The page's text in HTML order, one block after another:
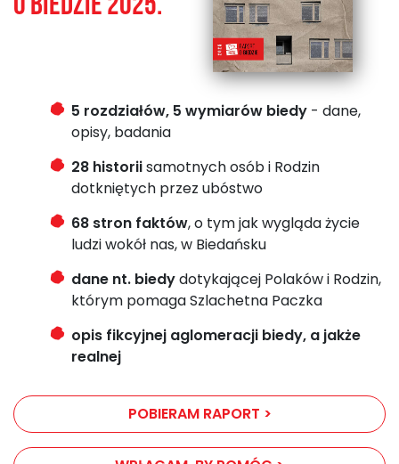
o biedzie 2025.
5 rozdziałów, 5 wymiarów biedy - dane,
opisy, badania
28 historiisamotnych osób i Rodzin
dotkniętych przez ubóstwo
68 stron faktów, o tym jak wygląda życie
ludzi wokół nas, w Biedańsku
dane nt. biedydotykającej Polaków i Rodzin,
którym pomaga Szlachetna Paczka
opis fikcyjnej aglomeracji biedy, a jakże
realnej
POBIERAM RAPORT >